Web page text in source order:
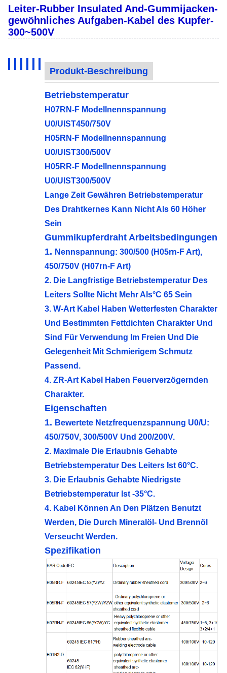
Leiter-Rubber Insulated And-Gummijacken-
gewöhnliches Aufgaben-Kabel des Kupfer-
300~500V
Produkt-Beschreibung
Betriebstemperatur
H07RN-F Modellnennspannung
U0/UIST450/750V
H05RN-F Modellnennspannung
U0/UIST300/500V
H05RR-F Modellnennspannung
U0/UIST300/500V
Lange Zeit Gewähren Betriebstemperatur
Des Drahtkernes Kann Nicht Als 60 Höher
Sein
Gummikupferdraht Arbeitsbedingungen
1. Nennspannung: 300/500 (h05rn-F Art),
450/750V (h07rn-F Art)
2. Die Langfristige Betriebstemperatur Des
Leiters Sollte Nicht Mehr Als°C 65 Sein
3. W-Art Kabel Haben Wetterfesten Charakter
Und Bestimmten Fettdichten Charakter Und
Sind Für Verwendung Im Freien Und Die
Gelegenheit Mit Schmierigem Schmutz
Passend.
4. ZR-Art Kabel Haben Feuerverzögernden
Charakter.
Eigenschaften
1. Bewertete Netzfrequenzspannung U0/U:
450/750V, 300/500V Und 200/200V.
2. Maximale Die Erlaubnis Gehabte
Betriebstemperatur Des Leiters Ist 60°C.
3. Die Erlaubnis Gehabte Niedrigste
Betriebstemperatur Ist -35°C.
4. Kabel Können An Den Plätzen Benutzt
Werden, Die Durch Mineralöl- Und Brennöl
Verseucht Werden.
Spezifikation